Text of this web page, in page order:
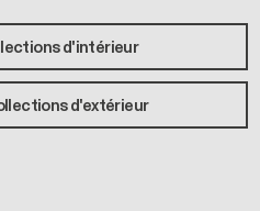
d'intérieur
d'extérieur